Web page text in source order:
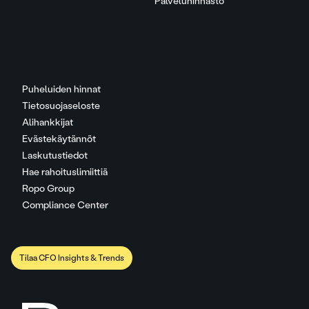
Puheluiden hinnat
Tietosuojaseloste
Alihankkijat
Evästekäytännöt
Laskutustiedot
Hae rahoituslimiittiä
Ropo Group
Compliance Center
Tilaa CFO Insights & Trends